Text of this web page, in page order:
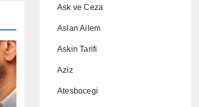
Ask ve Ceza
Aslan Ailem
Askin Tarifi
Aziz
Atesbocegi